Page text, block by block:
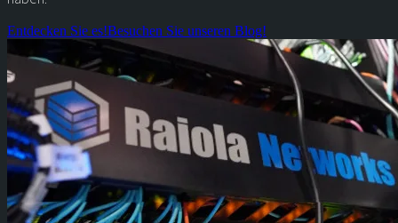
Entdecken Sie es!Besuchen Sie unseren Blog!